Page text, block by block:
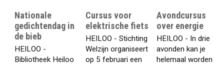
Nationale
gedichtendag in
de bieb
HEILOO -
Bibliotheek Heiloo
Cursus voor
elektrische fiets
HEILOO - Stichting
Welzijn organiseert
op 5 februari een
Avondcursus
over energie
HEILOO - In drie
avonden kan je
helemaal worden